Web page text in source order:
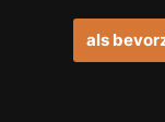
als